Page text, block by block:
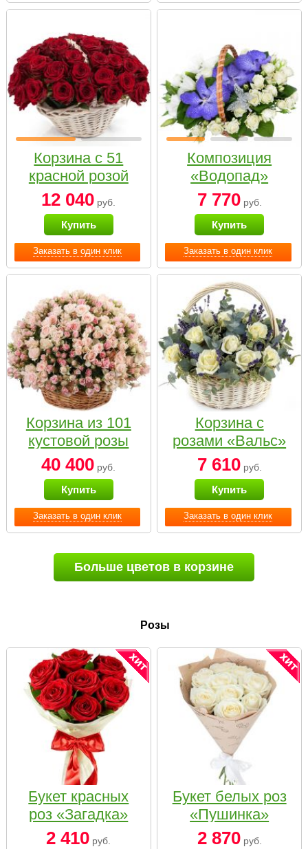
Заказать в один клик
Корзина с 51
красной розой
12 040 руб.
Купить
Заказать в один клик
Композиция
«Водопад»
7 770руб.
Купить
Заказать в один клик
Корзина из 101
кустовой розы
нежных тонов
40 400 руб.
Купить
Заказать в один клик
Корзина с
розами «Вальс»
7 610руб.
Купить
Больше цветов в корзине
Розы
Букет красных
роз «Загадка»
2 410 руб.
Букет белых роз
«Пушинка»
2 870руб.